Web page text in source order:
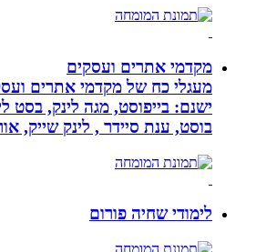
מקדמי אתרים ועסקים
מעגלי כח של מקדמי אתרים ועסקים
ישנם: בייפוסט, מגה לינק, בסט לינר,
בוסט, ענת סיידר , לינק שייק, אורי
לימודי שחיה פורום